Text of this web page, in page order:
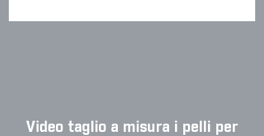
Video taglio a misura i pelli per